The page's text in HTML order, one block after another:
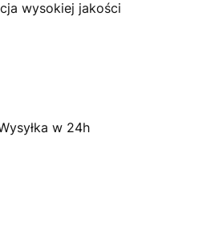
wysokiej jakości
w 24h